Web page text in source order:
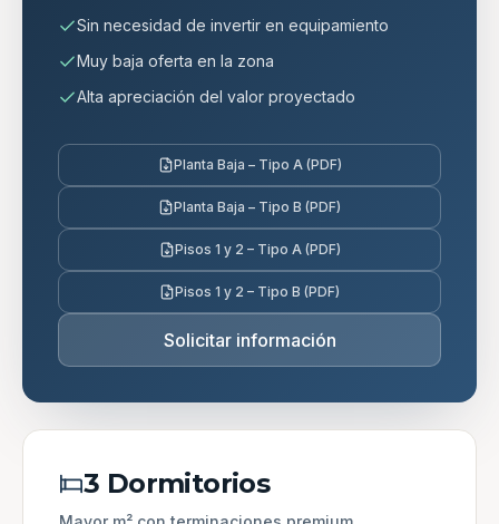
Sin necesidad de invertir en equipamiento
Muy baja oferta en la zona
Alta apreciación del valor proyectado
Planta Baja – Tipo A (PDF)
Planta Baja – Tipo B (PDF)
Pisos 1 y 2 – Tipo A (PDF)
Pisos 1 y 2 – Tipo B (PDF)
Solicitar información
3 Dormitorios